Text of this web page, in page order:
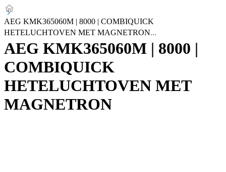
AEG KMK365060M | 8000 | COMBIQUICK
HETELUCHTOVEN MET MAGNETRON
AEG KMK365060M | 8000 |
COMBIQUICK
HETELUCHTOVEN MET
MAGNETRON